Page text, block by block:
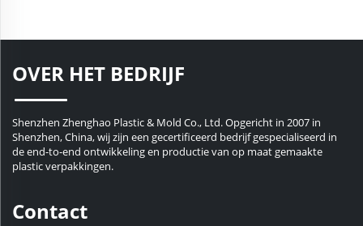
OVER HET BEDRIJF
Shenzhen Zhenghao Plastic & Mold Co., Ltd. Opgericht in 2007 in
Shenzhen, China, wij zijn een gecertificeerd bedrijf gespecialiseerd in
de end-to-end ontwikkeling en productie van op maat gemaakte
plastic verpakkingen.
Contact